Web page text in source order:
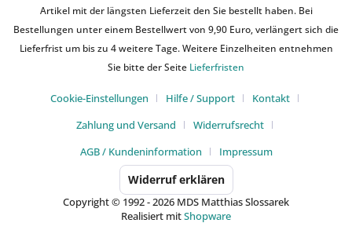
Artikel mit der längsten Lieferzeit den Sie bestellt haben. Bei
Bestellungen unter einem Bestellwert von 9,90 Euro, verlängert sich die
Lieferfrist um bis zu 4 weitere Tage. Weitere Einzelheiten entnehmen
Sie bitte der Seite Lieferfristen
Cookie-Einstellungen Hilfe / Support
Kontakt
Zahlung und Versand
Widerrufsrecht
AGB / Kundeninformation
Impressum
Widerruf erklären
Copyright © 1992 - 2026 MDS Matthias Slossarek
Realisiert mitShopware